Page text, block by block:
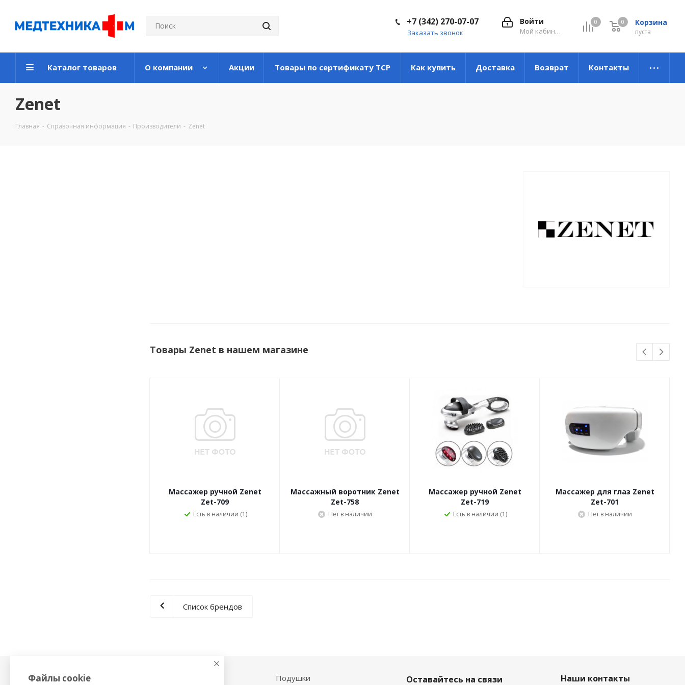
0 Корзина
0
пуста
0
Войти
Мой кабинет
+7 (342) 270-07-07
Заказать звонок
Каталог товаров О компании Акции Товары по сертификату ТСР Как купить Доставка Возврат Контакты
Zenet
Главная - Справочная информация - Производители - Zenet
Товары Zenet в нашем магазине
Массажер ручной Zenet
Zet-709
Есть в наличии (1)
Массажный воротник Zenet
Zet-758
Нет в наличии
Массажер ручной Zenet
Zet-719
Есть в наличии (1)
Массажер для глаз Zenet
Zet-701
Нет в наличии
Список брендов
Физиотерапия,
Подушки Оставайтесь на связи Наши контакты
Файлы cookie